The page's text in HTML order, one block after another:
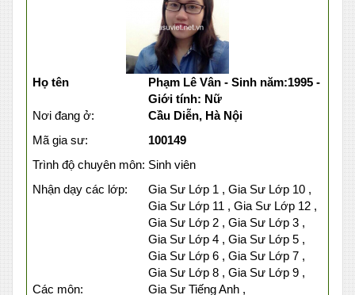
Họ tên
Phạm Lê Vân - Sinh năm:1995 -
Giới tính: Nữ
Nơi đang ở:
Cầu Diễn, Hà Nội
Mã gia sư:
100149
Trình độ chuyên môn: Sinh viên
Nhận dạy các lớp:
Gia Sư Lớp 1 , Gia Sư Lớp 10 ,
Gia Sư Lớp 11 , Gia Sư Lớp 12 ,
Gia Sư Lớp 2 , Gia Sư Lớp 3 ,
Gia Sư Lớp 4 , Gia Sư Lớp 5 ,
Gia Sư Lớp 6 , Gia Sư Lớp 7 ,
Gia Sư Lớp 8 , Gia Sư Lớp 9 ,
Các môn:
Gia Sư Tiếng Anh ,